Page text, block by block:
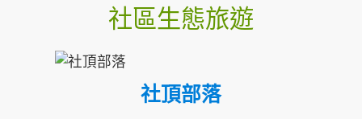
社區生態旅遊
社頂部落